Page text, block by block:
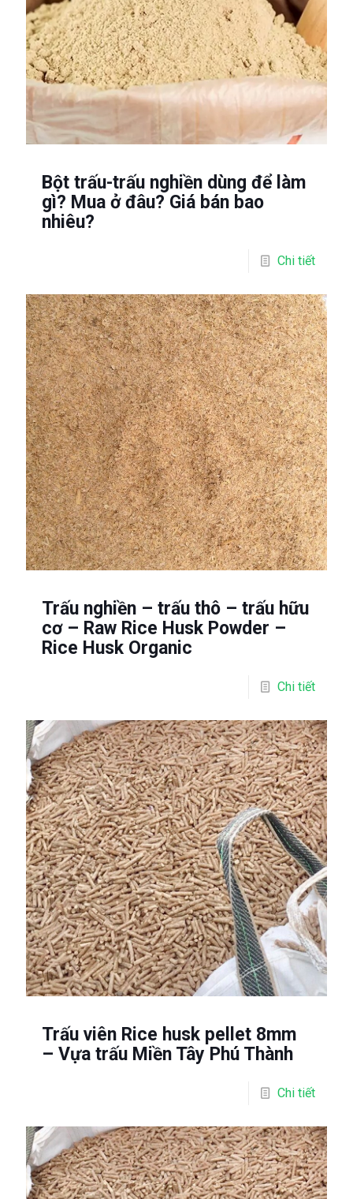
Bột trấu-trấu nghiền dùng để làm
gì? Mua ở đâu? Giá bán bao
nhiêu?
Chi tiết
Trấu nghiền – trấu thô – trấu hữu
cơ – Raw Rice Husk Powder –
Rice Husk Organic
Chi tiết
Trấu viên Rice husk pellet 8mm
– Vựa trấu Miền Tây Phú Thành
Chi tiết